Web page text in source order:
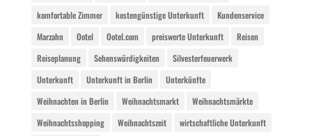
komfortable Zimmer
kostengünstige Unterkunft
Kundenservice
Marzahn
Ootel Ootel.com preiswerte Unterkunft
Reisen
Reiseplanung
Sehenswürdigkeiten
Silvesterfeuerwerk
Unterkunft
Unterkunft in Berlin
Unterkünfte
Weihnachten in Berlin
Weihnachtsmarkt
Weihnachtsmärkte
Weihnachtsshopping
Weihnachtszeit
wirtschaftliche Unterkunft